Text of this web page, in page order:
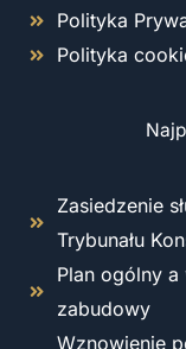
Polityka
Polityka
Zasiedzenie
Trybunału
Plan ogólny
zabudowy
Wznowienie